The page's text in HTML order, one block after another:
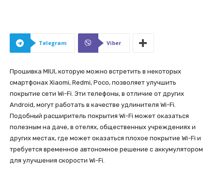
Telegram Viber
Прошивка MIUI, которую можно встретить в некоторых
смартфонах Xiaomi, Redmi, Poco, позволяет улучшить
покрытие сети Wi-Fi. Эти телефоны, в отличие от других
Android, могут работать в качестве удлинителя Wi-Fi.
Подобный расширитель покрытия Wi-Fi может оказаться
полезным на даче, в отелях, общественных учреждениях и
других местах, где может оказаться плохое покрытие Wi-Fi и
требуется временное автономное решение с аккумулятором
для улучшения скорости Wi-Fi.